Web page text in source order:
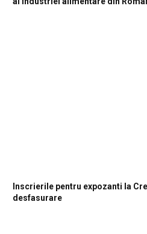
Inscrierile pentru expozanti la
desfasurare